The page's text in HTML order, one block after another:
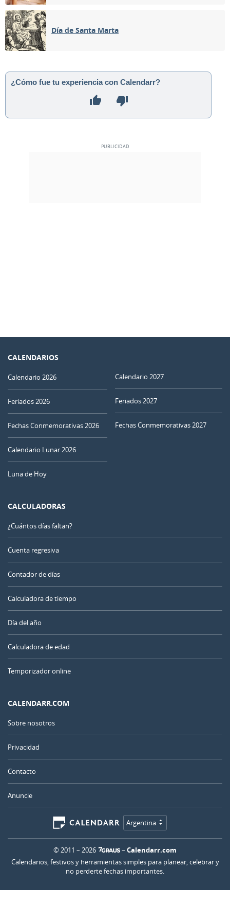
Día de Santa Marta
¿Cómo fue tu experiencia con Calendarr?
CALENDARIOS
Calendario 2026
Feriados 2026
Fechas Conmemorativas 2026
Calendario Lunar 2026
Luna de Hoy
Calendario 2027
Feriados 2027
Fechas Conmemorativas 2027
CALCULADORAS
¿Cuántos días faltan?
Cuenta regresiva
Contador de días
Calculadora de tiempo
Día del año
Calculadora de edad
Temporizador online
CALENDARR.COM
Sobre nosotros
Privacidad
Contacto
Anuncie
Argentina
© 2011 – 2026 – Calendarr.com
Calendarios, festivos y herramientas simples para planear, celebrar y
no perderte fechas importantes.